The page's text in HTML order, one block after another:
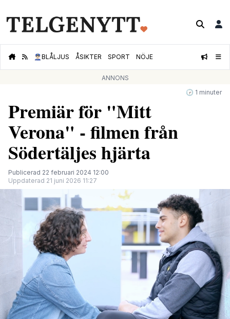
👮🏻‍♂️BLÅLJUS ÅSIKTER SPORT NÖJE
ANNONS
🕝 1 minuter
Premiär för "Mitt
Verona" - filmen från
Södertäljes hjärta
Publicerad 22 februari 2024 12:00
Uppdaterad 21 juni 2026 11:27